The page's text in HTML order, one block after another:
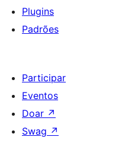
Plugins
Padrões
Participar
Eventos
Doar ↗
Swag ↗